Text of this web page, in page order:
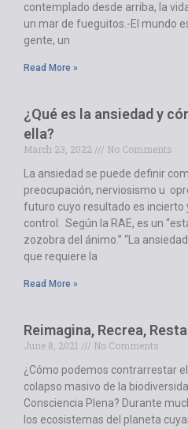
contemplado desde arriba, la
un mar de fueguitos.-El mundo
gente, un
Read More »
¿Qué es la ansiedad y
ella?
March 23, 2022
No Comments
La ansiedad se puede definir
preocupación, nerviosismo u
futuro cuyo resultado es incierto
control. Según la RAE, es un
zozobra del ánimo.” “La
que requiere la
Read More »
Reimagina, Recrea,
June 8, 2021
No Comments
¿Cómo podemos contrarrestar
colapso masivo de la
Consciencia Plena? Durante
los ecosistemas del planeta